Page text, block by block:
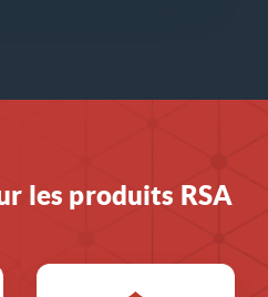
les produits RSA